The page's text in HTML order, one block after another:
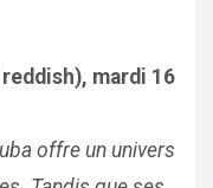
reddish), mardi 16
offre un univers